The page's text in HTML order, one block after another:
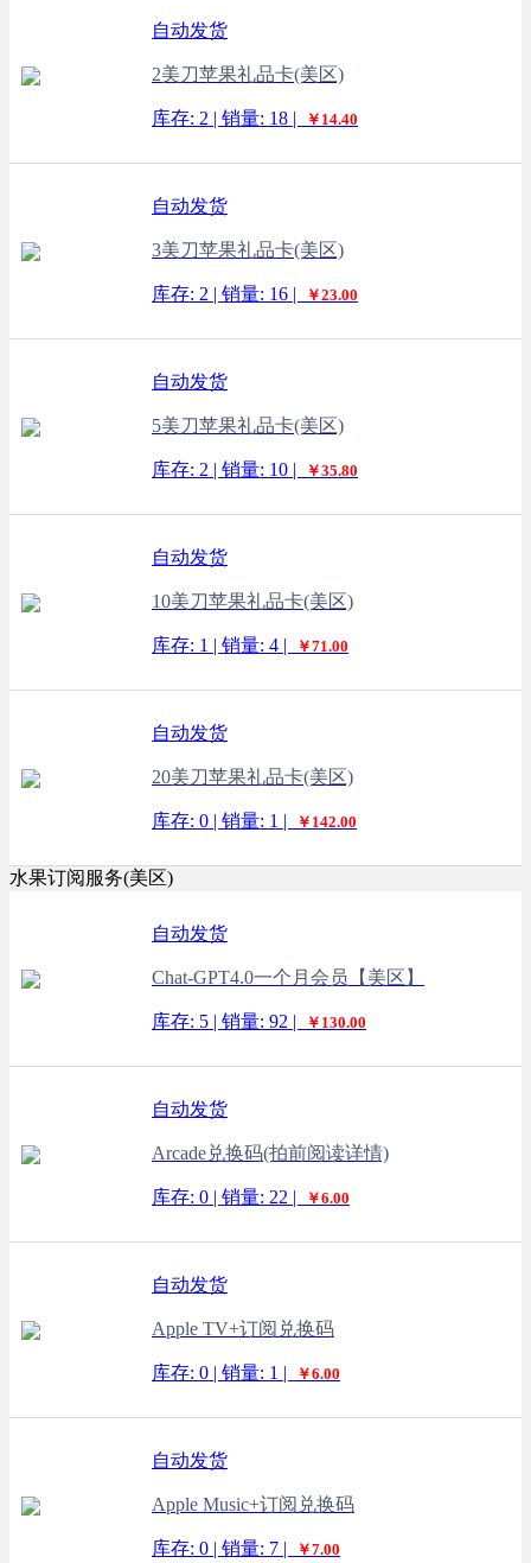
自动发货
2美刀苹果礼品卡(美区)
库存: 2 | 销量: 18 | ￥14.40
自动发货
3美刀苹果礼品卡(美区)
库存: 2 | 销量: 16 | ￥23.00
自动发货
5美刀苹果礼品卡(美区)
库存: 2 | 销量: 10 | ￥35.80
自动发货
10美刀苹果礼品卡(美区)
库存: 1 | 销量: 4 | ￥71.00
自动发货
20美刀苹果礼品卡(美区)
库存: 0 | 销量: 1 | ￥142.00
水果订阅服务(美区)
自动发货
Chat-GPT4.0一个月会员【美区】
库存: 5 | 销量: 92 | ￥130.00
自动发货
Arcade兑换码(拍前阅读详情)
库存: 0 | 销量: 22 | ￥6.00
自动发货
Apple TV+订阅兑换码
库存: 0 | 销量: 1 | ￥6.00
自动发货
Apple Music+订阅兑换码
库存: 0 | 销量: 7 | ￥7.00